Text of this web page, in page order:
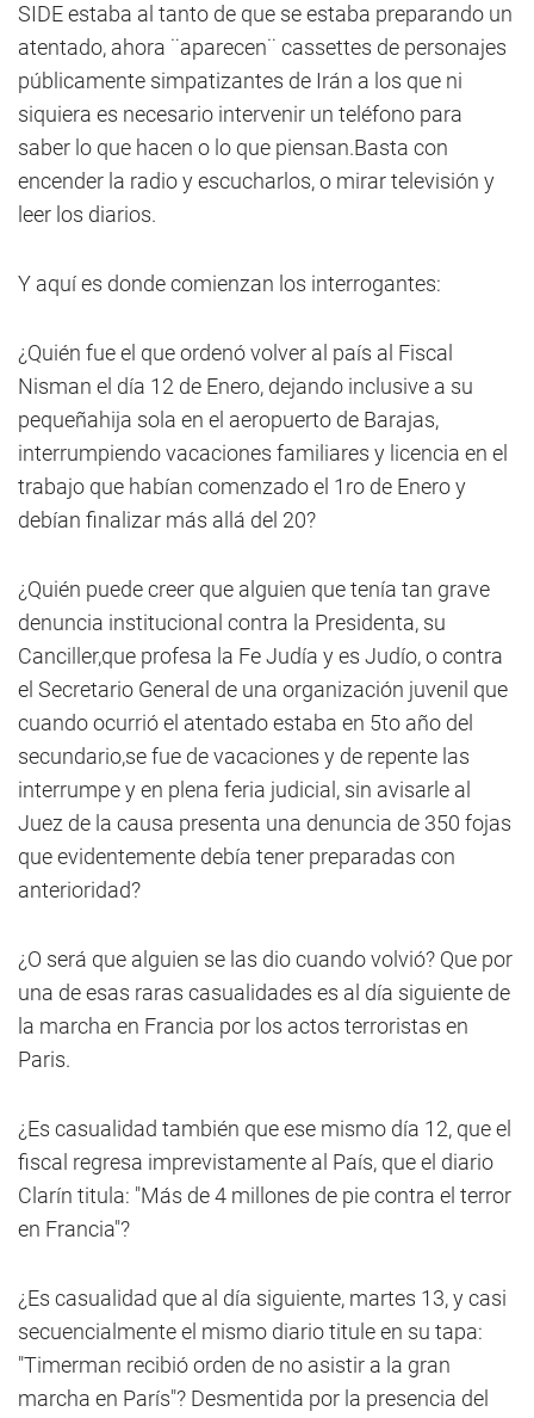
SIDE estaba al tanto de que se estaba preparando un
atentado, ahora ¨aparecen¨ cassettes de personajes
públicamente simpatizantes de Irán a los que ni
siquiera es necesario intervenir un teléfono para
saber lo que hacen o lo que piensan.Basta con
encender la radio y escucharlos, o mirar televisión y
leer los diarios.
Y aquí es donde comienzan los interrogantes:
¿Quién fue el que ordenó volver al país al Fiscal
Nisman el día 12 de Enero, dejando inclusive a su
pequeñahija sola en el aeropuerto de Barajas,
interrumpiendo vacaciones familiares y licencia en el
trabajo que habían comenzado el 1ro de Enero y
debían finalizar más allá del 20?
¿Quién puede creer que alguien que tenía tan grave
denuncia institucional contra la Presidenta, su
Canciller,que profesa la Fe Judía y es Judío, o contra
el Secretario General de una organización juvenil que
cuando ocurrió el atentado estaba en 5to año del
secundario,se fue de vacaciones y de repente las
interrumpe y en plena feria judicial, sin avisarle al
Juez de la causa presenta una denuncia de 350 fojas
que evidentemente debía tener preparadas con
anterioridad?
¿O será que alguien se las dio cuando volvió? Que por
una de esas raras casualidades es al día siguiente de
la marcha en Francia por los actos terroristas en
Paris.
¿Es casualidad también que ese mismo día 12, que el
fiscal regresa imprevistamente al País, que el diario
Clarín titula: "Más de 4 millones de pie contra el terror
en Francia"?
¿Es casualidad que al día siguiente, martes 13, y casi
secuencialmente el mismo diario titule en su tapa:
"Timerman recibió orden de no asistir a la gran
marcha en París"? Desmentida por la presencia del